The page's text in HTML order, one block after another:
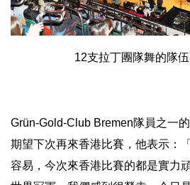
12支拉丁團隊舞的隊
Grün-Gold-Club Bremen隊員之一
期望下次再來香港比賽，他表示：「
容易， 今次來香港比賽的都是實力